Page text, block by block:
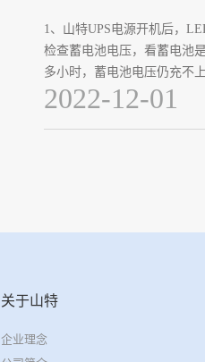
1、山特UPS电源开机后，
检查蓄电池电压，看蓄电池
多小时，蓄电池电压仍充不
2022-12-01
关于山特
企业理念